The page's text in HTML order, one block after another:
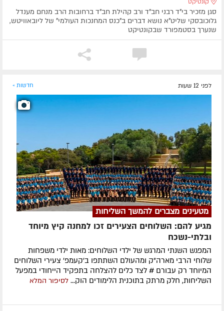
סגן מזכיר בי"ד רבני חב"ד ורב קהילת חב"ד ברחובות הרב מנחם מענדל
גלוכובסקי שליט"א נושא דברים ב"כנס המחנכות העולמי" של ליובאוויטש,
שנערך בסטמפורד שבקונטיקט
לפני 12 שעות חדשות »
מטעינים מצברים להמשך השליחות
מגיע להם: השלוחים הצעירים זכו למחנה קיץ מיוחד
ובלתי-נשכח
המפגש השנתי המרגש של ילדי השלוחים: מאות ילדי משפחות
שלוחי הרבי מארה"ק ומהעולם השתתפו ב'קעמפ' צעירי השלוחים
המיוחד רק עבורם # לצד כלים להצלחה בתפקיד הייחודי במפעל
השליחות, חלק מרתק בתוכנית הלימודים הוק... לסיפור המלא